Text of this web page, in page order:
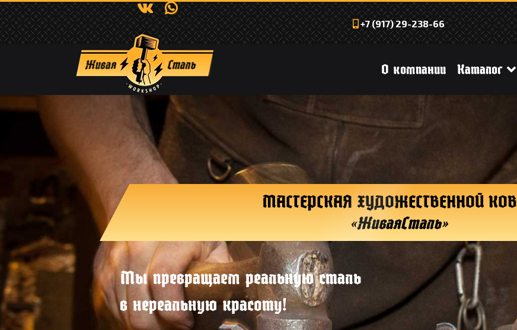
+7 (917) 29-238-66
О компании Каталог
МАСТЕРСКАЯ ХУДОЖЕСТВЕННОЙ
«ЖиваяCталь»
Мы превращаем реальную сталь
в нереальную красоту!